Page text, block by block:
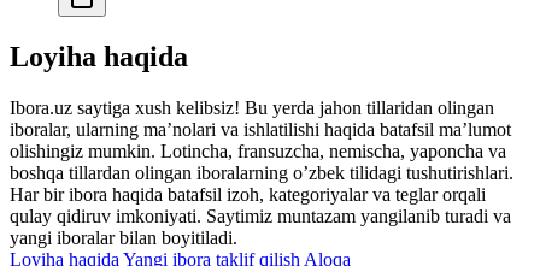
Loyiha haqida
Ibora.uz saytiga xush kelibsiz! Bu yerda jahon tillaridan olingan
iboralar, ularning maʼnolari va ishlatilishi haqida batafsil maʼlumot
olishingiz mumkin. Lotincha, fransuzcha, nemischa, yaponcha va
boshqa tillardan olingan iboralarning oʼzbek tilidagi tushutirishlari.
Har bir ibora haqida batafsil izoh, kategoriyalar va teglar orqali
qulay qidiruv imkoniyati. Saytimiz muntazam yangilanib turadi va
yangi iboralar bilan boyitiladi.
Loyiha haqida Yangi ibora taklif qilish Aloqa